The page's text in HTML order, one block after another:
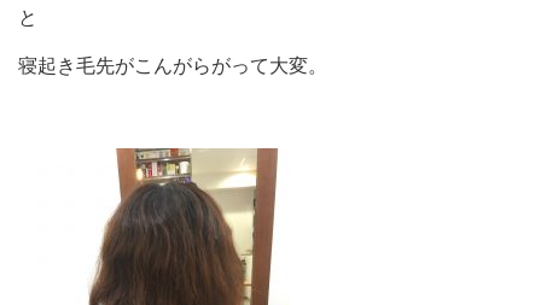
と
寝起き毛先がこんがらがって大変。